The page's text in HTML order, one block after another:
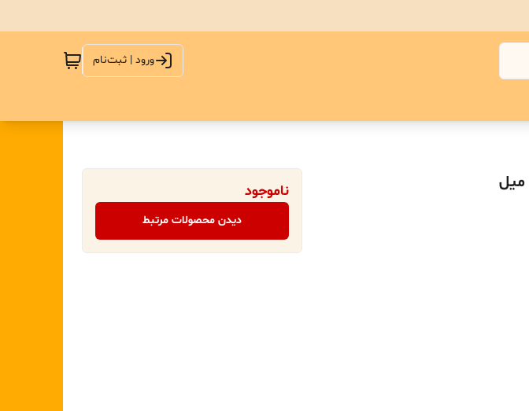
ورود | ثبت‌نام
ناموجود
دیدن محصولات مرتبط